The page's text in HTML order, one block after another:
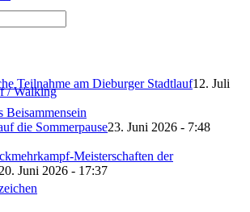
/ Walking
Teilnahme am Dieburger Stadtlauf12. Juli
die Sommerpause23. Juni 2026 - 7:48
Meisterschaften der
20. Juni 2026 - 17:37